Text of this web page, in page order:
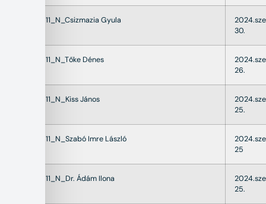
22011_N_Csizmazia Gyula
30.
22011_N_Tőke Dénes
26.
22011_N_Kiss János
25.
22011_N_Szabó Imre László
25
22011_N_Dr. Ádám Ilona
25.